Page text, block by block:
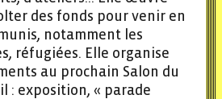
des fonds pour venir en
notamment les
réfugiées. Elle organise
au prochain Salon du
: exposition, « parade